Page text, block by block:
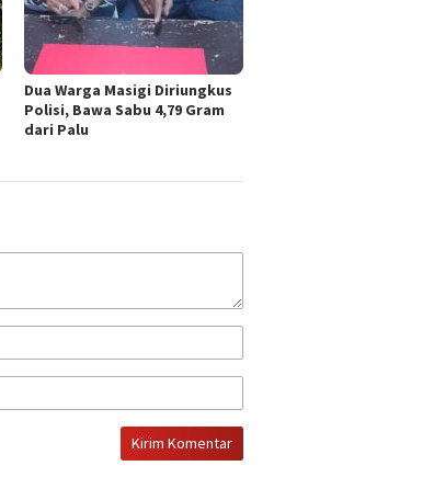
Dua Warga Masigi Diriungkus
Polisi, Bawa Sabu 4,79 Gram
dari Palu